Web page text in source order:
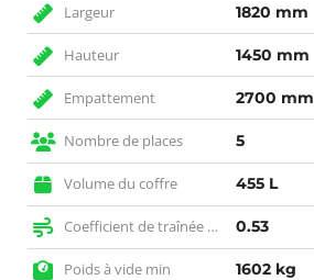
Largeur 1820 mm
Hauteur 1450 mm
Empattement 2700 mm
Nombre de places 5
Volume du coffre 455 L
Coefficient de traînée (SCx) 0.53
Poids à vide min 1602 kg